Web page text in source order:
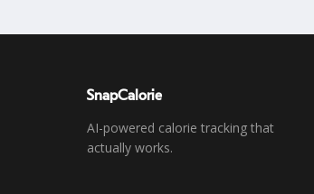
SnapCalorie
AI-powered calorie tracking that
actually works.